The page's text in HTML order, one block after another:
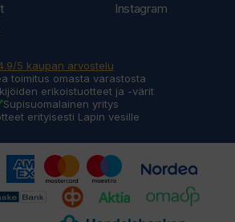
Instagram
5 kaupan arvostelu
toimitus omasta varastosta
erikoistuotteet ja -värit
Supisuomalainen yritys
erityisesti Lapin vesille